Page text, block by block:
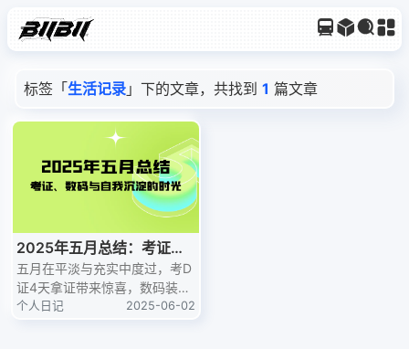
标签「 生活记录 」下的文章，共找到 1 篇文章
2025年五月总结：考证、
数码与自我沉淀的时光
五月在平淡与充实中度过，考D
证4天拿证带来惊喜，数码装备
更新提升生活效率，求职路上虽
个人日记 2025-06-02